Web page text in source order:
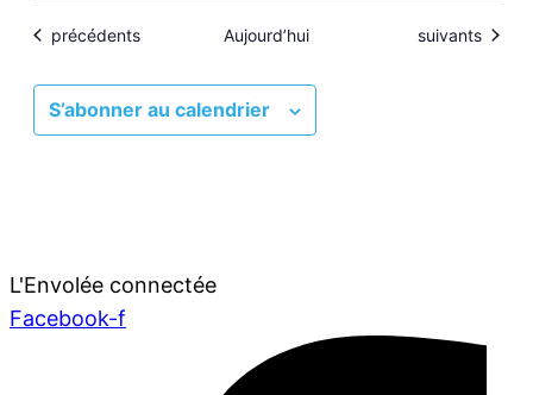
Évènements
précédents Aujourd’hui Évènements
suivants
S’abonner au calendrier
L'Envolée connectée
Facebook-f